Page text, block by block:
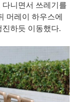
니면서 쓰레기를
머레이 하우스에
하듯 이동했다.